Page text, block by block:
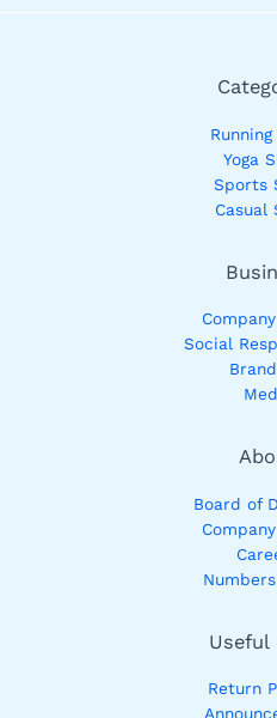
Yoga
Sports
Casual
Social
Board of
Useful
Return